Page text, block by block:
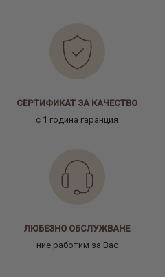
СЕРТИФИКАТ ЗА КАЧЕСТВО
с 1 година гаранция
ЛЮБЕЗНО ОБСЛУЖВАНЕ
ние работим за Вас